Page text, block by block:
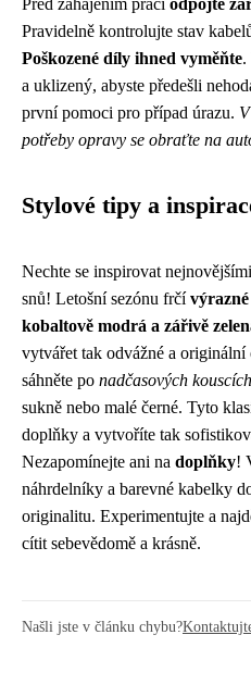
Před zahájením pracíodpojte
Pravidelně kontrolujte stav
Poškozené díly ihned vyměňte.
a uklizený, abyste předešli
první pomoci pro případ úrazu.
potřeby opravy se obraťte na
Stylové tipy a
Nechte se inspirovat
snů! Letošní sezónu frčí
kobaltově modrá a zářivě
vytvářet tak odvážné a
sáhněte po nadčasových kouscích
sukně nebo malé černé. Tyto
doplňky a vytvoříte tak
Nezapomínejte ani na doplňky!
náhrdelníky a barevné kabelky
originalitu. Experimentujte a
cítit sebevědomě a krásně.
Našli jste v článku chybu?